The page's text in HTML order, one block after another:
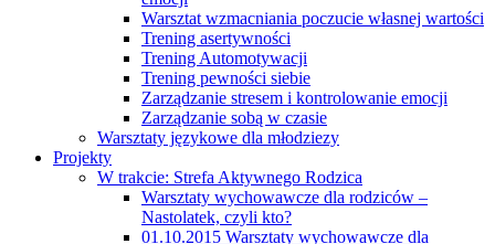
Warsztat wzmacniania poczucie własnej wartości
Trening asertywności
Trening Automotywacji
Trening pewności siebie
Zarządzanie stresem i kontrolowanie emocji
Zarządzanie sobą w czasie
Warsztaty językowe dla młodziezy
Projekty
W trakcie: Strefa Aktywnego Rodzica
Warsztaty wychowawcze dla rodziców –
Nastolatek, czyli kto?
01.10.2015 Warsztaty wychowawcze dla